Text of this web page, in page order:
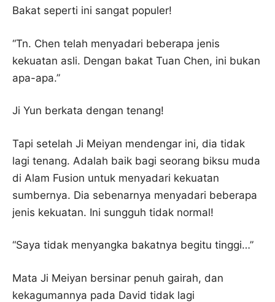
Bakat seperti ini sangat populer!
“Tn. Chen telah menyadari beberapa jenis
kekuatan asli. Dengan bakat Tuan Chen, ini bukan
apa-apa.”
Ji Yun berkata dengan tenang!
Tapi setelah Ji Meiyan mendengar ini, dia tidak
lagi tenang. Adalah baik bagi seorang biksu muda
di Alam Fusion untuk menyadari kekuatan
sumbernya. Dia sebenarnya menyadari beberapa
jenis kekuatan. Ini sungguh tidak normal!
“Saya tidak menyangka bakatnya begitu tinggi…”
Mata Ji Meiyan bersinar penuh gairah, dan
kekagumannya pada David tidak lagi